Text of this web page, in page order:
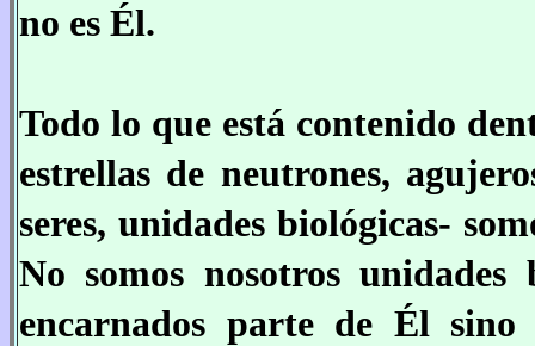
no es Él.
Todo lo que está contenido
estrellas de neutrones,
seres, unidades biológicas-
No somos nosotros
encarnados parte de Él